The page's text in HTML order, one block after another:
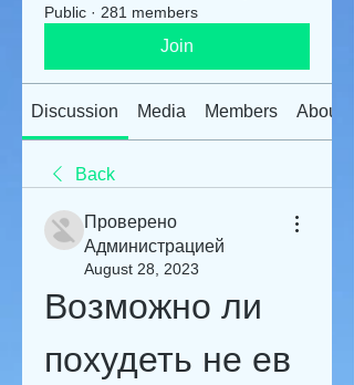
Public · 281 members
Join
Discussion Media Members About
Back
Проверено
Администрацией
August 28, 2023
Возможно ли
похудеть не ев